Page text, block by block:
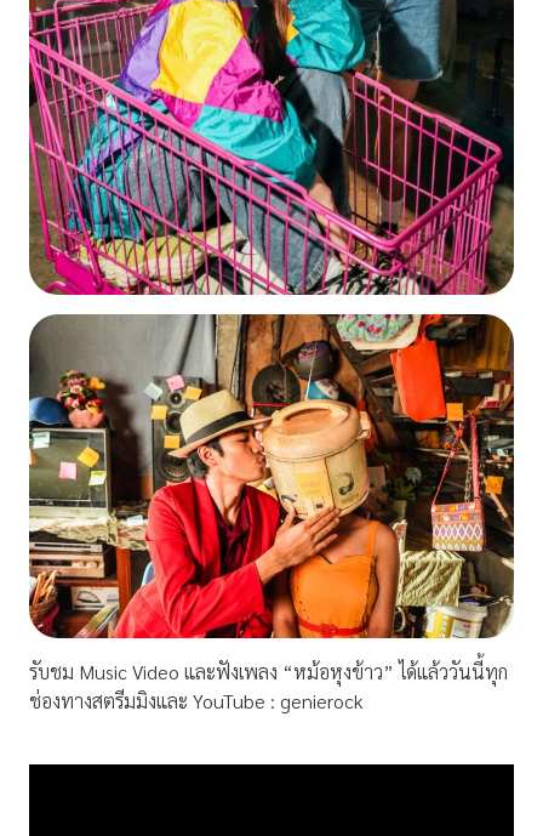
รับชม Music Video และฟังเพลง “หม้อหุงข้าว” ได้แล้ววันนี้ทุก
ช่องทางสตรีมมิงและ YouTube : genierock